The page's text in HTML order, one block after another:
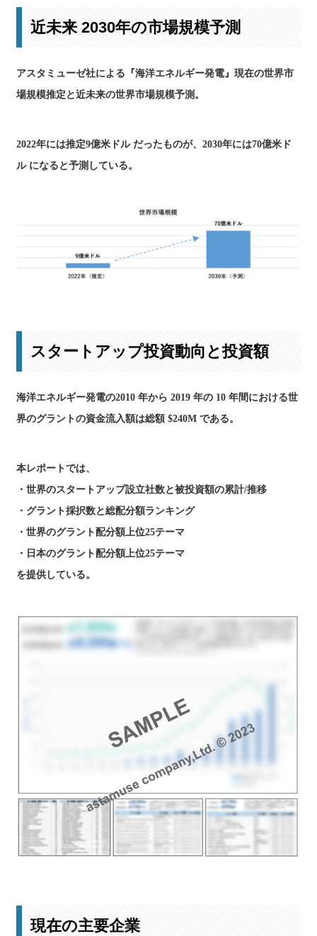
近未来 2030年の市場規模予測
アスタミューゼ社による『海洋エネルギー発電』現在の世界市
場規模推定と近未来の世界市場規模予測。
2022年には推定9億米ドル だったものが、2030年には70億米ド
ル になると予測している。
スタートアップ投資動向と投資額
海洋エネルギー発電の2010 年から 2019 年の 10 年間における世
界のグラントの資金流入額は総額 $240M である。
本レポートでは、
・世界のスタートアップ設立社数と被投資額の累計/推移
・グラント採択数と総配分額ランキング
・世界のグラント配分額上位25テーマ
・日本のグラント配分額上位25テーマ
を提供している。
現在の主要企業